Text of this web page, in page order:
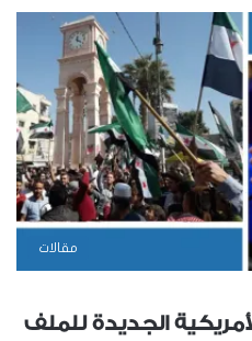
مقالات
الجديدة للملف